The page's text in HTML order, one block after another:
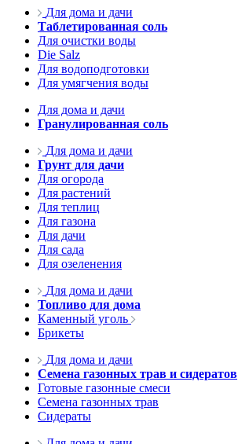
Для дома и дачи
Таблетированная соль
Для очистки воды
Die Salz
Для водоподготовки
Для умягчения воды
Для дома и дачи
Гранулированная соль
Для дома и дачи
Грунт для дачи
Для огорода
Для растений
Для теплиц
Для газона
Для дачи
Для сада
Для озеленения
Для дома и дачи
Топливо для дома
Каменный уголь
Брикеты
Для дома и дачи
Семена газонных трав и сидератов
Готовые газонные смеси
Семена газонных трав
Сидераты